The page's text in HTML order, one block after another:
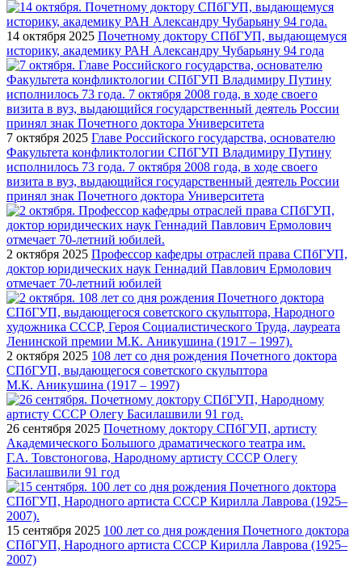
14 октября 2025 Почетному доктору СПбГУП, выдающемуся
историку, академику РАН Александру Чубарьяну 94 года
7 октября 2025 Главе Российского государства, основателю
Факультета конфликтологии СПбГУП Владимиру Путину
исполнилось 73 года. 7 октября 2008 года, в ходе своего
визита в вуз, выдающийся государственный деятель России
принял знак Почетного доктора Университета
2 октября 2025 Профессор кафедры отраслей права СПбГУП,
доктор юридических наук Геннадий Павлович Ермолович
отмечает 70-летний юбилей
2 октября 2025 108 лет со дня рождения Почетного доктора
СПбГУП, выдающегося советского скульптора
М.К. Аникушина (1917 – 1997)
26 сентября 2025 Почетному доктору СПбГУП, артисту
Академического Большого драматического театра им.
Г.А. Товстоногова, Народному артисту СССР Олегу
Басилашвили 91 год
15 сентября 2025 100 лет со дня рождения Почетного доктора
СПбГУП, Народного артиста СССР Кирилла Лаврова (1925–
2007)